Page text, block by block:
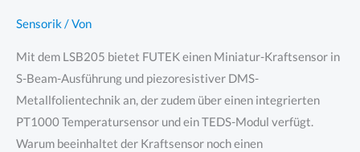
Sensorik/ Von
Mit dem LSB205 bietet FUTEK einen Miniatur-Kraftsensor in
S-Beam-Ausführung und piezoresistiver DMS-
Metallfolientechnik an, der zudem über einen integrierten
PT1000 Temperatursensor und ein TEDS-Modul verfügt.
Warum beeinhaltet der Kraftsensor noch einen